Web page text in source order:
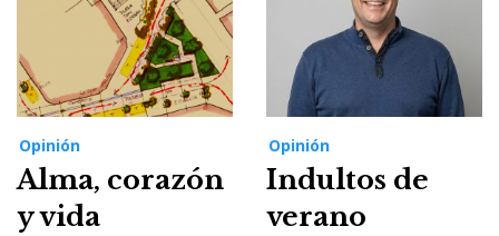
Opinión
Alma, corazón
y vida
Opinión
Indultos de
verano